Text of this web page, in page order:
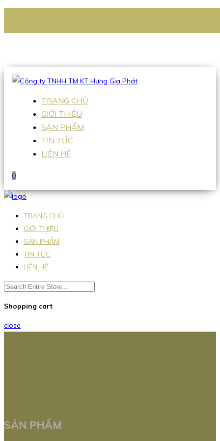
Hotline:0938 336 079
TRANG CHỦ
GIỚI THIỆU
SẢN PHẨM
TIN TỨC
LIÊN HỆ
0
TRANG CHỦ
GIỚI THIỆU
SẢN PHẨM
TIN TỨC
LIÊN HỆ
Shopping cart
close
SẢN PHẨM